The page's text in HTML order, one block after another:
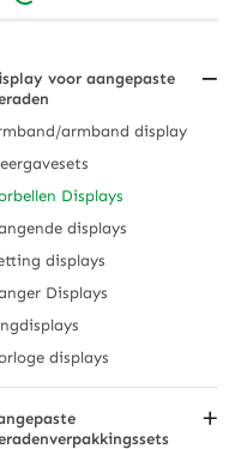
voor aangepaste
armband display
Displays
displays
displays
Displays
displays